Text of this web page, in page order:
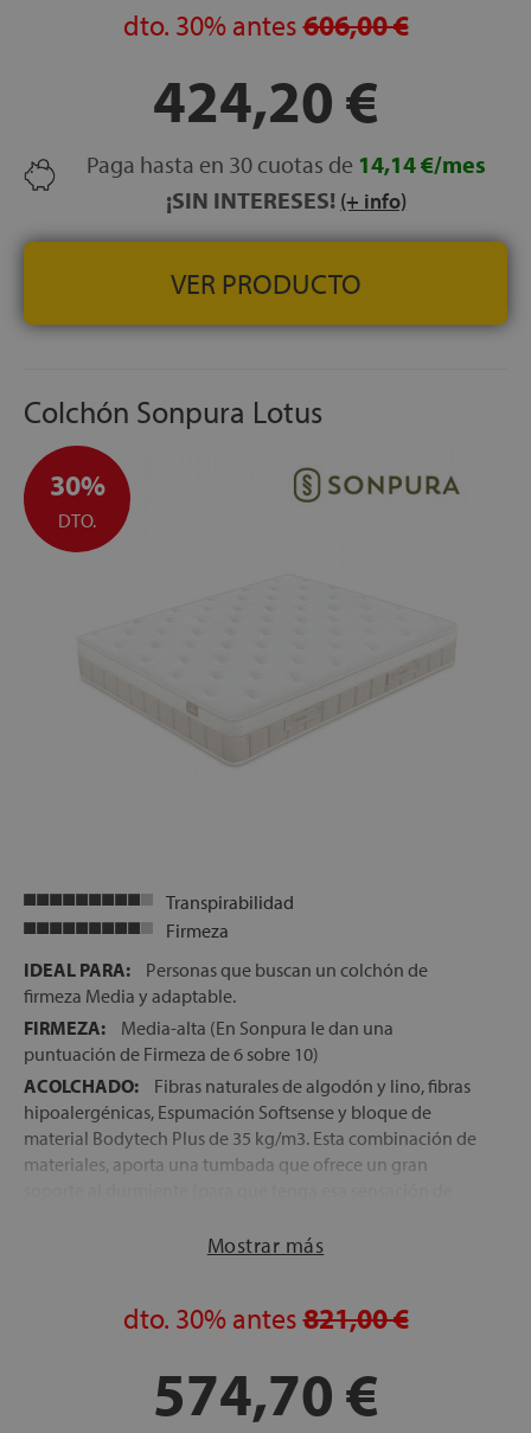
TRANSPORTE, MONTAJE Y RETIRADA DEL ANTIGUO
COLCHÓN GRATUITOS
27 cm ± 1 cm
dto. 30% antes606,00 €
424,20 €
Paga hasta en 30 cuotas de 14,14 €/mes
¡SIN INTERESES! (+ info)
VER PRODUCTO
Colchón Sonpura Lotus
30%
DTO.
Transpirabilidad
Firmeza
IDEAL PARA:
Personas que buscan un colchón de
firmeza Media y adaptable.
FIRMEZA:
Media-alta (En Sonpura le dan una
puntuación de Firmeza de 6 sobre 10)
ACOLCHADO:
Fibras naturales de algodón y lino, fibras
hipoalergénicas, Espumación Softsense y bloque de
material Bodytech Plus de 35 kg/m3. Esta combinación de
materiales, aporta una tumbada que ofrece un gran
acogida muy agradable, que favorece la eliminación de
Bloque de Muelles ensacados Multisac
150x190), que se adaptan a la fisonomía de cada
durmiente, favoreciendo la correcta alineación de la
Mostrar más
dto. 30% antes821,00 €
574,70 €